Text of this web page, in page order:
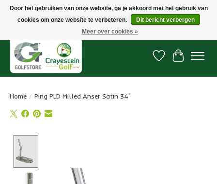
Snelle levering, gratis vanaf € 100. Onze oncourse Golfshop in Dordrecht is
Verlanglijst
Home / Ping PLD Milled Anser Satin 34"
Door het gebruiken van onze website, ga je akkoord met het gebruik van
cookies om onze website te verbeteren.
Dit bericht verbergen
Meer over cookies »